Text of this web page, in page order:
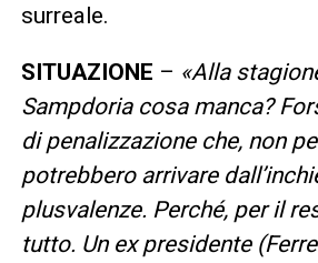
surreale.
SITUAZIONE – «Alla
Sampdoria cosa manca?
di penalizzazione che, non
potrebbero arrivare
plusvalenze. Perché, per il
tutto. Un ex presidente